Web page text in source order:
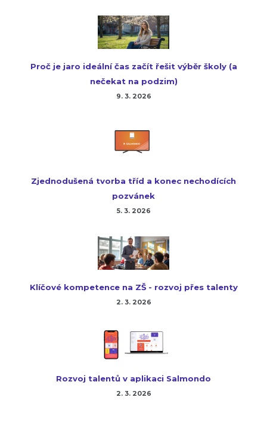
Proč je jaro ideální čas začít řešit výběr školy (a
nečekat na podzim)
9. 3. 2026
Zjednodušená tvorba tříd a konec nechodících
pozvánek
5. 3. 2026
Klíčové kompetence na ZŠ - rozvoj přes talenty
2. 3. 2026
Rozvoj talentů v aplikaci Salmondo
2. 3. 2026